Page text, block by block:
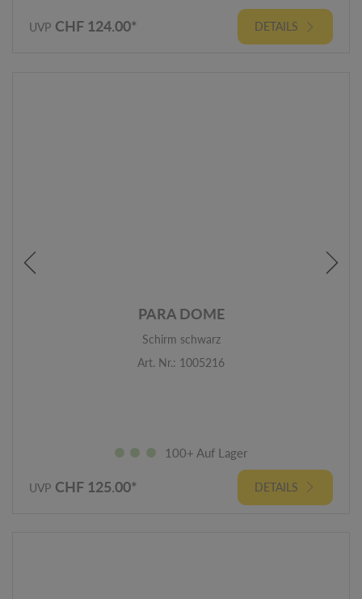
UVP CHF 124.00* DETAILS
PARA DOME
Schirm schwarz
Art. Nr.: 1005216
100+ Auf Lager
UVP CHF 125.00* DETAILS